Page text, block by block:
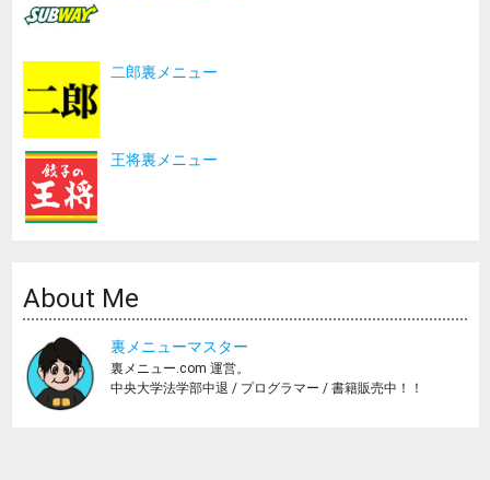
二郎裏メニュー
王将裏メニュー
About Me
裏メニューマスター
裏メニュー.com 運営。
中央大学法学部中退 / プログラマー / 書籍販売中！！